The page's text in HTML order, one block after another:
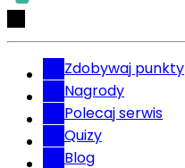
Zdobywaj punkty
Nagrody
Polecaj serwis
Quizy
Blog